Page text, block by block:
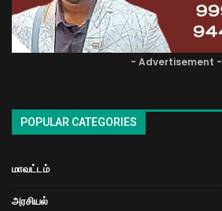
- Advertisement -
POPULAR CATEGORIES
மாவட்டம்
அரசியல்